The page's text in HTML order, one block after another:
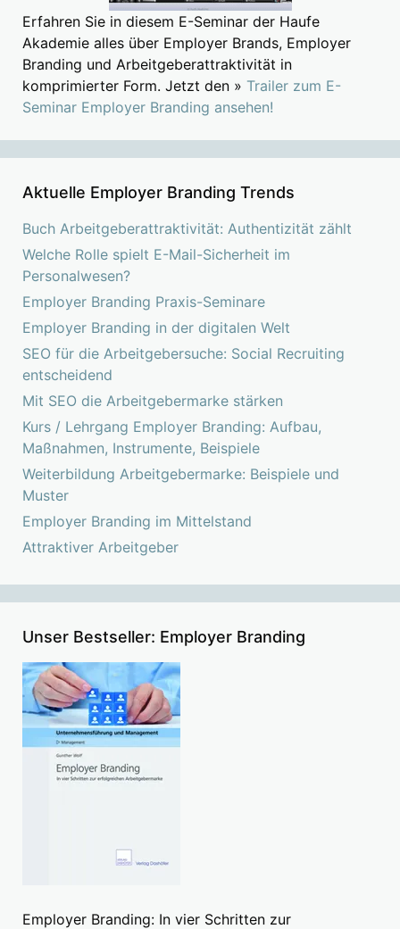
Erfahren Sie in diesem E-Seminar der Haufe
Akademie alles über Employer Brands, Employer
Branding und Arbeitgeberattraktivität in
komprimierter Form. Jetzt den » Trailer zum E-
Seminar Employer Branding ansehen!
Aktuelle Employer Branding Trends
Buch Arbeitgeberattraktivität: Authentizität zählt
Welche Rolle spielt E-Mail-Sicherheit im
Personalwesen?
Employer Branding Praxis-Seminare
Employer Branding in der digitalen Welt
SEO für die Arbeitgebersuche: Social Recruiting
entscheidend
Mit SEO die Arbeitgebermarke stärken
Kurs / Lehrgang Employer Branding: Aufbau,
Maßnahmen, Instrumente, Beispiele
Weiterbildung Arbeitgebermarke: Beispiele und
Muster
Employer Branding im Mittelstand
Attraktiver Arbeitgeber
Unser Bestseller: Employer Branding
Employer Branding: In vier Schritten zur